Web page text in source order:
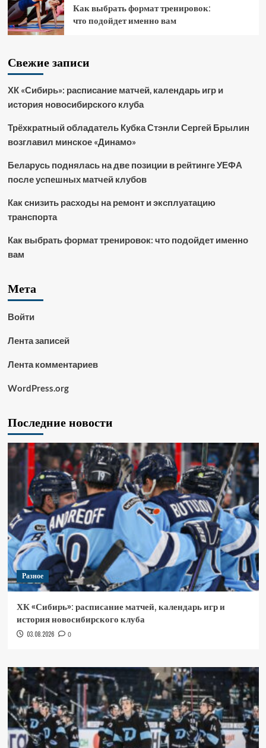
Как выбрать формат тренировок:
что подойдет именно вам
Свежие записи
ХК «Сибирь»: расписание матчей, календарь игр и
история новосибирского клуба
Трёхкратный обладатель Кубка Стэнли Сергей Брылин
возглавил минское «Динамо»
Беларусь поднялась на две позиции в рейтинге УЕФА
после успешных матчей клубов
Как снизить расходы на ремонт и эксплуатацию
транспорта
Как выбрать формат тренировок: что подойдет именно
вам
Мета
Войти
Лента записей
Лента комментариев
WordPress.org
Последние новости
Разное
ХК «Сибирь»: расписание матчей, календарь игр и
история новосибирского клуба
03.08.2026 0